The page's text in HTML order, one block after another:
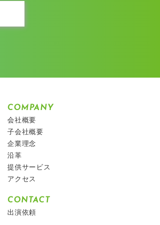
COMPANY
会社概要
子会社概要
企業理念
沿革
提供サービス
アクセス
CONTACT
出演依頼